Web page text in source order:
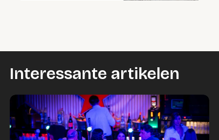
Interessante artikelen